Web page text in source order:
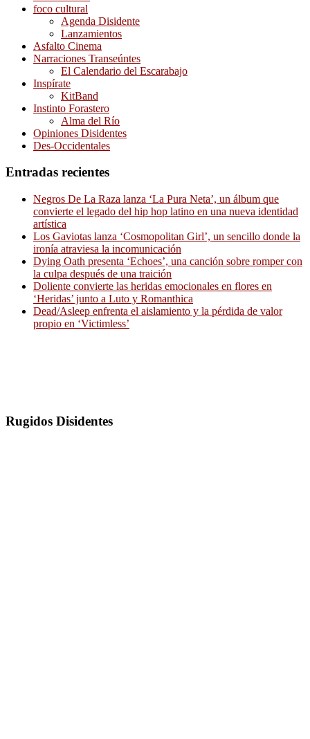
foco cultural
Agenda Disidente
Lanzamientos
Asfalto Cinema
Narraciones Transeúntes
El Calendario del Escarabajo
Inspírate
KitBand
Instinto Forastero
Alma del Río
Opiniones Disidentes
Des-Occidentales
Entradas recientes
Negros De La Raza lanza ‘La Pura Neta’, un álbum que
convierte el legado del hip hop latino en una nueva identidad
artística
Los Gaviotas lanza ‘Cosmopolitan Girl’, un sencillo donde la
ironía atraviesa la incomunicación
Dying Oath presenta ‘Echoes’, una canción sobre romper con
la culpa después de una traición
Doliente convierte las heridas emocionales en flores en
‘Heridas’ junto a Luto y Romanthica
Dead/Asleep enfrenta el aislamiento y la pérdida de valor
propio en ‘Victimless’
Rugidos Disidentes